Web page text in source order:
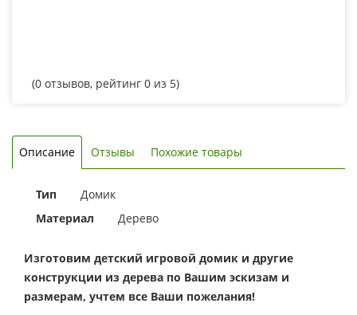
(0 отзывов, рейтинг 0 из 5)
Описание Отзывы Похожие товары
Тип
Домик
Материал
Дерево
Изготовим детский игровой домик и другие
конструкции из дерева по Вашим эскизам и
размерам, учтем все Ваши пожелания!